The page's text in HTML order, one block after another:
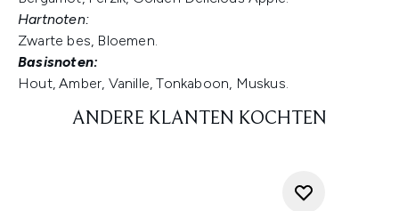
Hartnoten:
Zwarte bes, Bloemen.
Basisnoten:
Hout, Amber, Vanille, Tonkaboon, Muskus.
ANDERE KLANTEN KOCHTEN